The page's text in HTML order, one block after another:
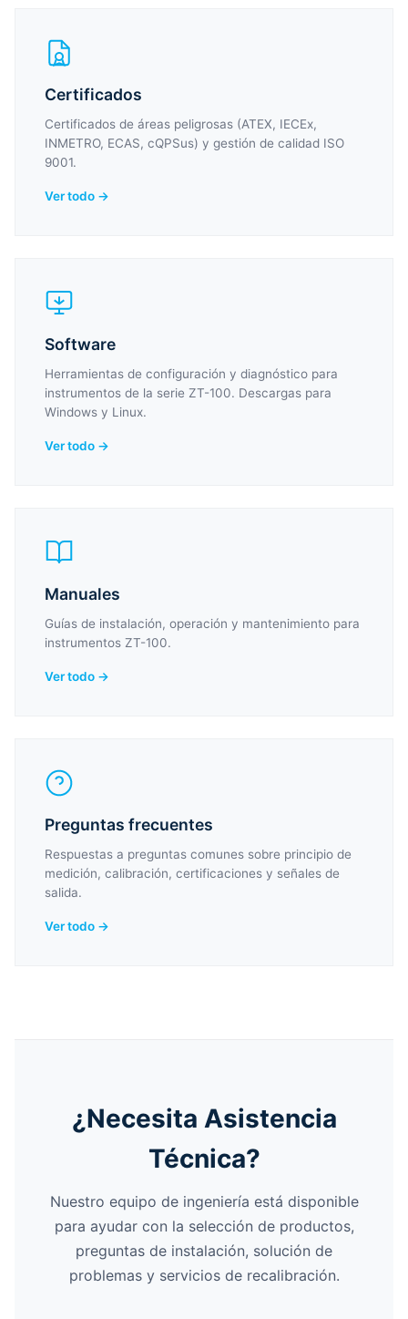
Certificados
Certificados de áreas peligrosas (ATEX, IECEx,
INMETRO, ECAS, cQPSus) y gestión de calidad ISO
9001.
Ver todo →
Software
Herramientas de configuración y diagnóstico para
instrumentos de la serie ZT-100. Descargas para
Windows y Linux.
Ver todo →
Manuales
Guías de instalación, operación y mantenimiento para
instrumentos ZT-100.
Ver todo →
Preguntas frecuentes
Respuestas a preguntas comunes sobre principio de
medición, calibración, certificaciones y señales de
salida.
Ver todo →
¿Necesita Asistencia
Técnica?
Nuestro equipo de ingeniería está disponible
para ayudar con la selección de productos,
preguntas de instalación, solución de
problemas y servicios de recalibración.